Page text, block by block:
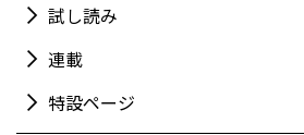
試し読み
連載
特設ページ